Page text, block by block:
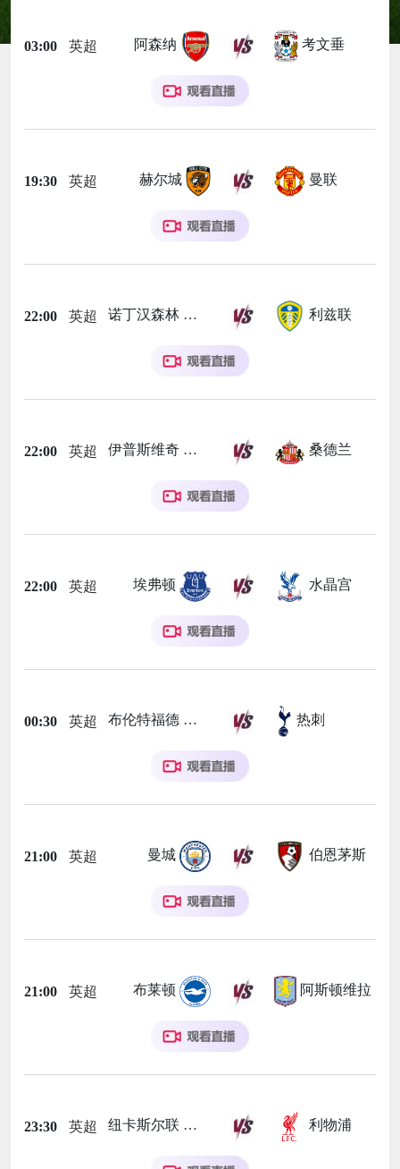
03:00 英超 阿森纳 考文垂
19:30 英超 赫尔城 曼联
22:00 英超 诺丁汉森林 利兹联
22:00 英超 伊普斯维奇 桑德兰
22:00 英超 埃弗顿 水晶宫
00:30 英超 布伦特福德 热刺
21:00 英超 曼城 伯恩茅斯
21:00 英超 布莱顿 阿斯顿维拉
23:30 英超 纽卡斯尔联 利物浦